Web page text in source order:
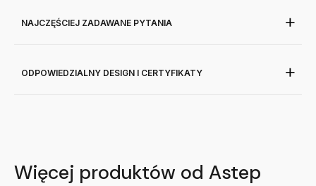
NAJCZĘŚCIEJ ZADAWANE PYTANIA
ODPOWIEDZIALNY DESIGN I CERTYFIKATY
Więcej produktów od Astep